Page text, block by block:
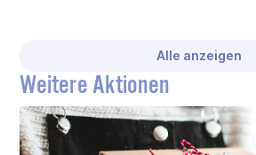
Weitere Aktionen
Alle anzeigen